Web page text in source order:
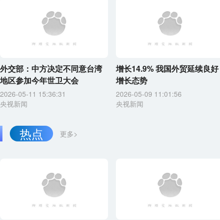
外交部：中方决定不同意台湾
地区参加今年世卫大会
2026-05-11 15:36:31
央视新闻
增长14.9% 我国外贸延续良好
增长态势
2026-05-09 11:01:56
央视新闻
更多>
热点